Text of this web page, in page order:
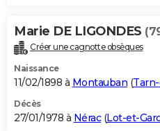
Marie DE LIGONDES
Créer une cagnotte obsèques
Naissance
11/02/1898 à Montauban (
Décès
27/01/1978 à Nérac(Lot-et-